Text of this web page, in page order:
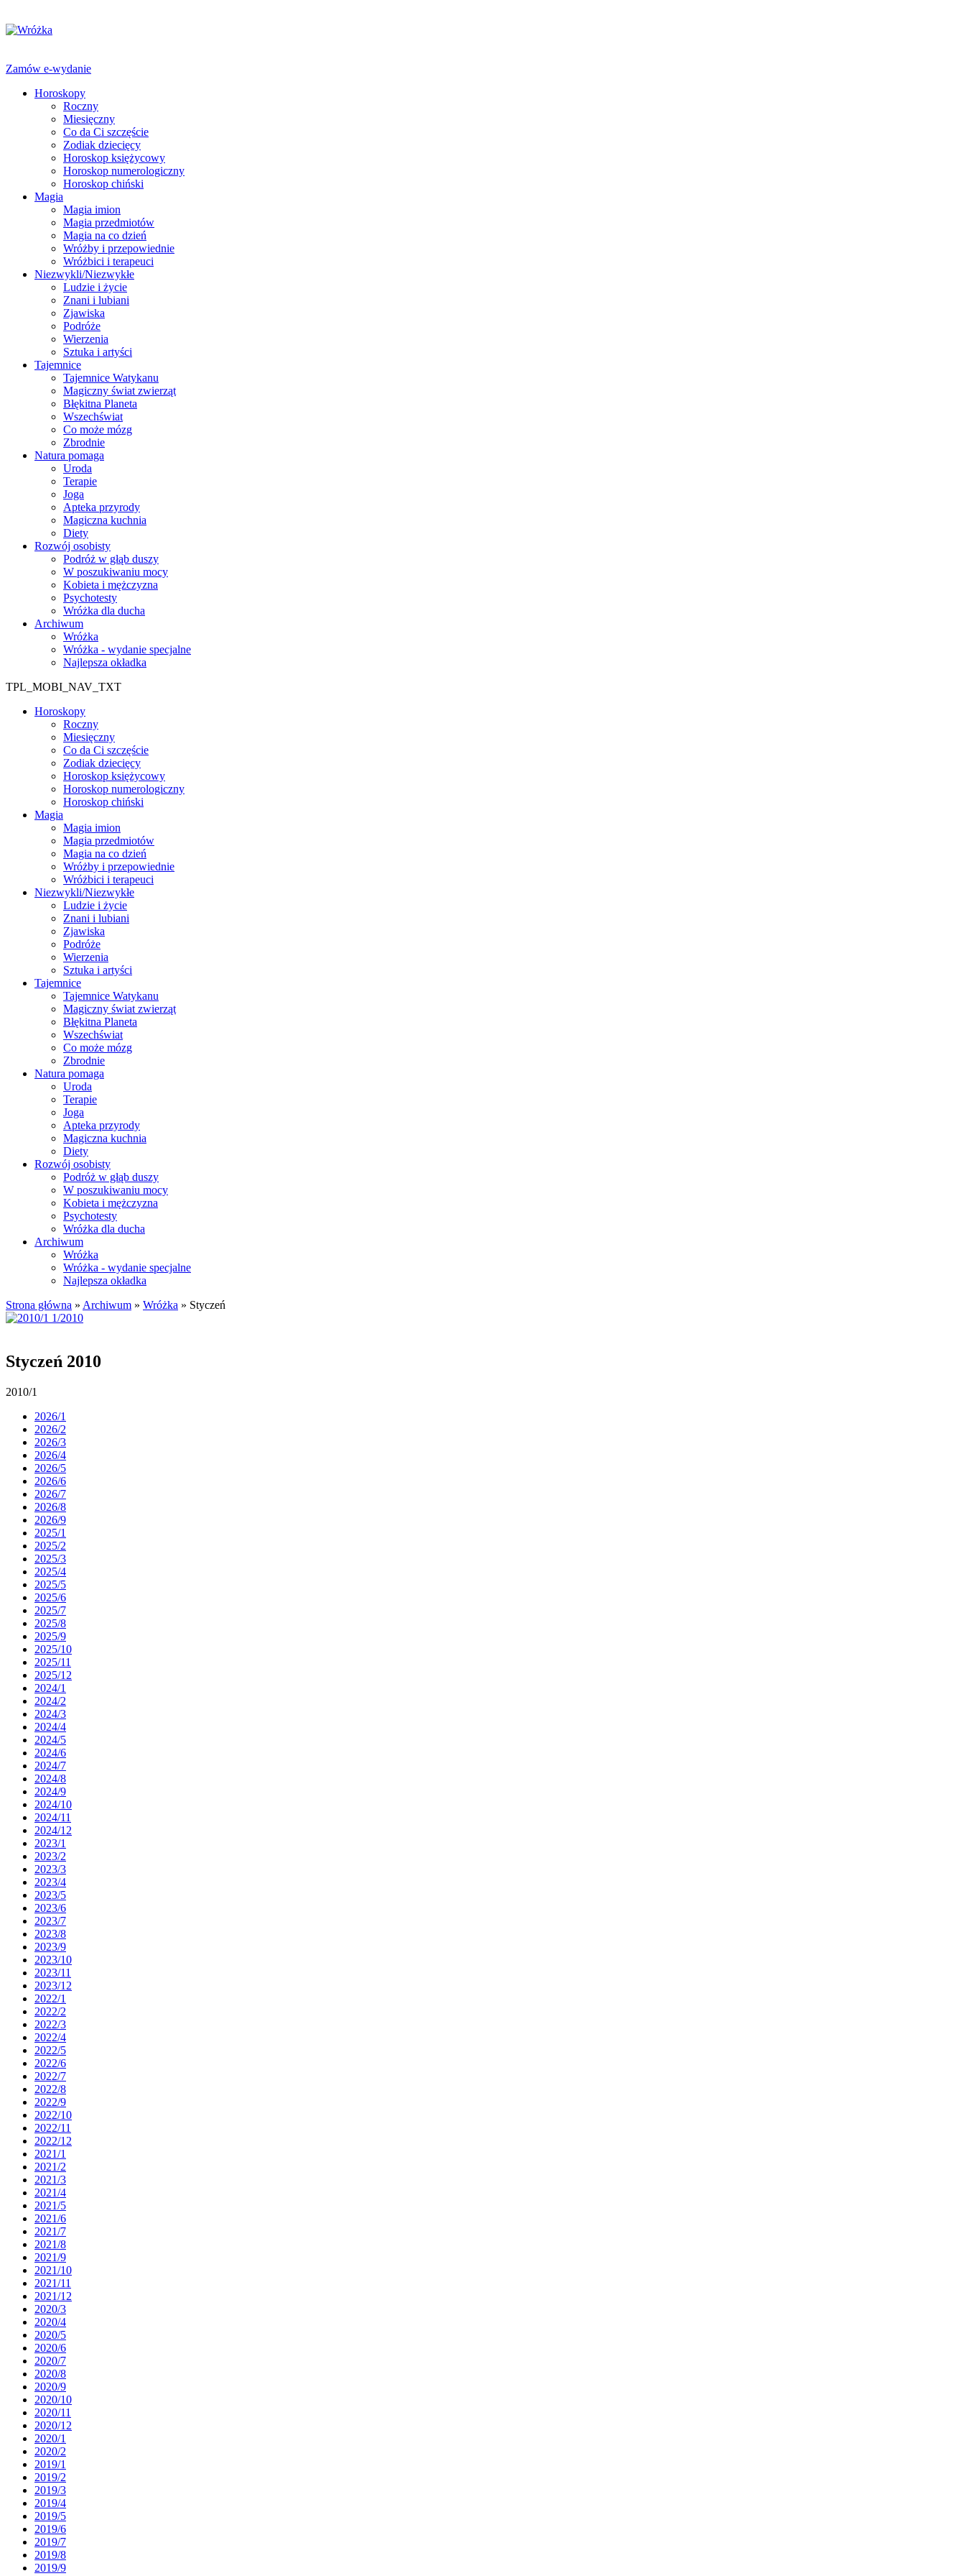
Zamów e-wydanie
Horoskopy
Roczny
Miesięczny
Co da Ci szczęście
Zodiak dziecięcy
Horoskop księżycowy
Horoskop numerologiczny
Horoskop chiński
Magia
Magia imion
Magia przedmiotów
Magia na co dzień
Wróżby i przepowiednie
Wróżbici i terapeuci
Niezwykli/Niezwykłe
Ludzie i życie
Znani i lubiani
Zjawiska
Podróże
Wierzenia
Sztuka i artyści
Tajemnice
Tajemnice Watykanu
Magiczny świat zwierząt
Błękitna Planeta
Wszechświat
Co może mózg
Zbrodnie
Natura pomaga
Uroda
Terapie
Joga
Apteka przyrody
Magiczna kuchnia
Diety
Rozwój osobisty
Podróż w głąb duszy
W poszukiwaniu mocy
Kobieta i mężczyzna
Psychotesty
Wróżka dla ducha
Archiwum
Wróżka
Wróżka - wydanie specjalne
Najlepsza okładka
TPL_MOBI_NAV_TXT
Horoskopy
Roczny
Miesięczny
Co da Ci szczęście
Zodiak dziecięcy
Horoskop księżycowy
Horoskop numerologiczny
Horoskop chiński
Magia
Magia imion
Magia przedmiotów
Magia na co dzień
Wróżby i przepowiednie
Wróżbici i terapeuci
Niezwykli/Niezwykłe
Ludzie i życie
Znani i lubiani
Zjawiska
Podróże
Wierzenia
Sztuka i artyści
Tajemnice
Tajemnice Watykanu
Magiczny świat zwierząt
Błękitna Planeta
Wszechświat
Co może mózg
Zbrodnie
Natura pomaga
Uroda
Terapie
Joga
Apteka przyrody
Magiczna kuchnia
Diety
Rozwój osobisty
Podróż w głąb duszy
W poszukiwaniu mocy
Kobieta i mężczyzna
Psychotesty
Wróżka dla ducha
Archiwum
Wróżka
Wróżka - wydanie specjalne
Najlepsza okładka
Strona główna » Archiwum » Wróżka » Styczeń
Styczeń 2010
2010/1
2026/1
2026/2
2026/3
2026/4
2026/5
2026/6
2026/7
2026/8
2026/9
2025/1
2025/2
2025/3
2025/4
2025/5
2025/6
2025/7
2025/8
2025/9
2025/10
2025/11
2025/12
2024/1
2024/2
2024/3
2024/4
2024/5
2024/6
2024/7
2024/8
2024/9
2024/10
2024/11
2024/12
2023/1
2023/2
2023/3
2023/4
2023/5
2023/6
2023/7
2023/8
2023/9
2023/10
2023/11
2023/12
2022/1
2022/2
2022/3
2022/4
2022/5
2022/6
2022/7
2022/8
2022/9
2022/10
2022/11
2022/12
2021/1
2021/2
2021/3
2021/4
2021/5
2021/6
2021/7
2021/8
2021/9
2021/10
2021/11
2021/12
2020/3
2020/4
2020/5
2020/6
2020/7
2020/8
2020/9
2020/10
2020/11
2020/12
2020/1
2020/2
2019/1
2019/2
2019/3
2019/4
2019/5
2019/6
2019/7
2019/8
2019/9